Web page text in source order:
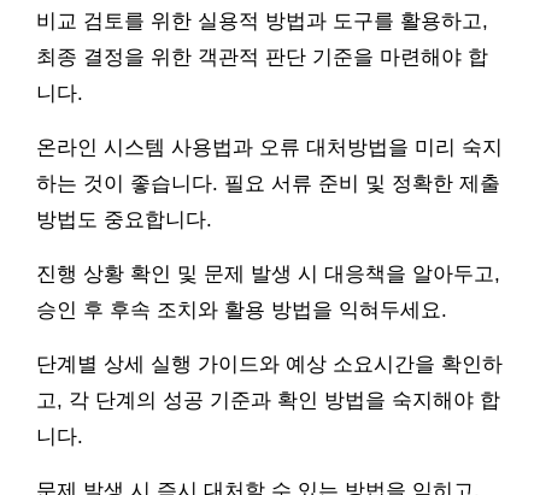
비교 검토를 위한 실용적 방법과 도구를 활용하고,
최종 결정을 위한 객관적 판단 기준을 마련해야 합
니다.
온라인 시스템 사용법과 오류 대처방법을 미리 숙지
하는 것이 좋습니다. 필요 서류 준비 및 정확한 제출
방법도 중요합니다.
진행 상황 확인 및 문제 발생 시 대응책을 알아두고,
승인 후 후속 조치와 활용 방법을 익혀두세요.
단계별 상세 실행 가이드와 예상 소요시간을 확인하
고, 각 단계의 성공 기준과 확인 방법을 숙지해야 합
니다.